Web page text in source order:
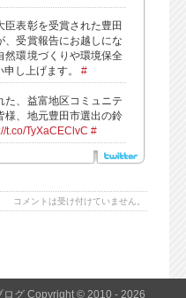
表彰を受賞された豊田
、受賞報告にお越しにな
然環境づくりや環境保全
し上げます。 #
た、益富地区コミュニテ
様、地元豊田市選出の鈴
t.co/TyXaCEClvC #
コメントは受け付けていません。
ログ Copyright © 2010 - 2026